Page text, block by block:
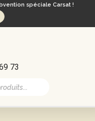
spéciale Carsat !
73